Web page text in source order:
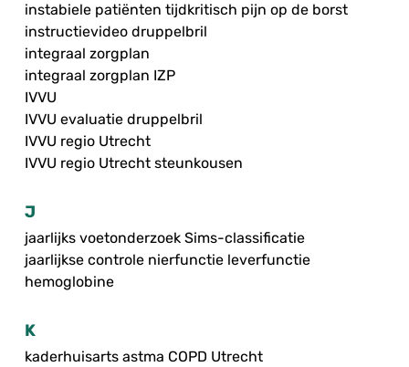
instabiele patiënten tijdkritisch pijn op de borst
instructievideo druppelbril
integraal zorgplan
integraal zorgplan IZP
IVVU
IVVU evaluatie druppelbril
IVVU regio Utrecht
IVVU regio Utrecht steunkousen
J
jaarlijks voetonderzoek Sims-classificatie
jaarlijkse controle nierfunctie leverfunctie
hemoglobine
K
kaderhuisarts astma COPD Utrecht